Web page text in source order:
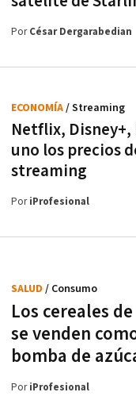
PorCésar Dergarabedian
Netflix, Disney+,
uno los precios
streaming
ECONOMÍA/ Streaming
PoriProfesional
Los cereales
se venden
bomba de
SALUD / Consumo
PoriProfesional